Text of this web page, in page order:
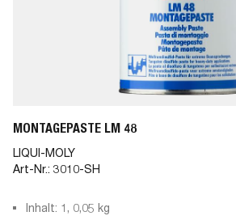
MONTAGEPASTE LM 48
LIQUI-MOLY
Art-Nr.: 3010-SH
Inhalt: 1, 0,05 kg